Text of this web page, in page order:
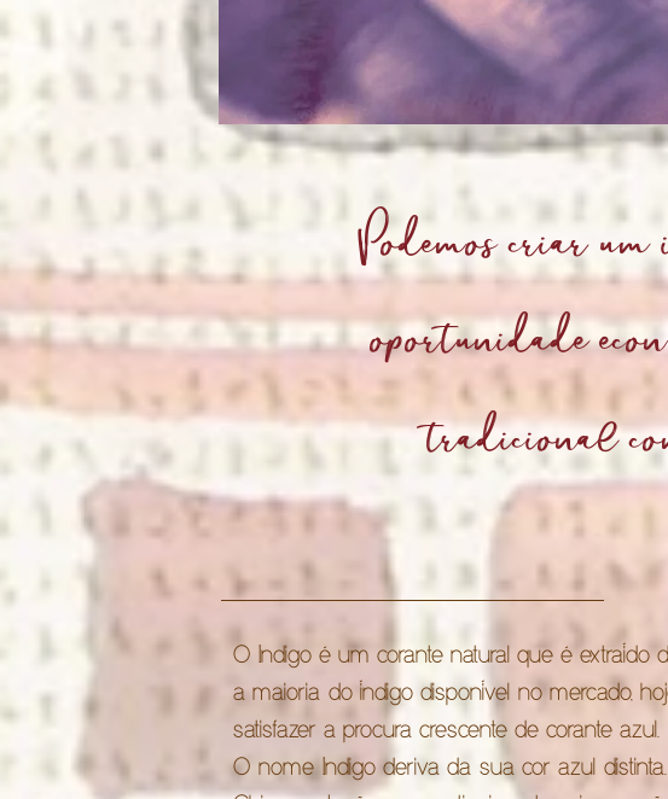
Podemos criar
oportunidade econ
tradicional
O Indigo é um corante natural que é extraído
a maioria do índigo disponível no mercado,
satisfazer a procura crescente de corante azul.
O nome Indigo deriva da sua cor azul